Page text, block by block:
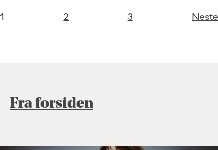
1 2 3 Neste
Fra forsiden